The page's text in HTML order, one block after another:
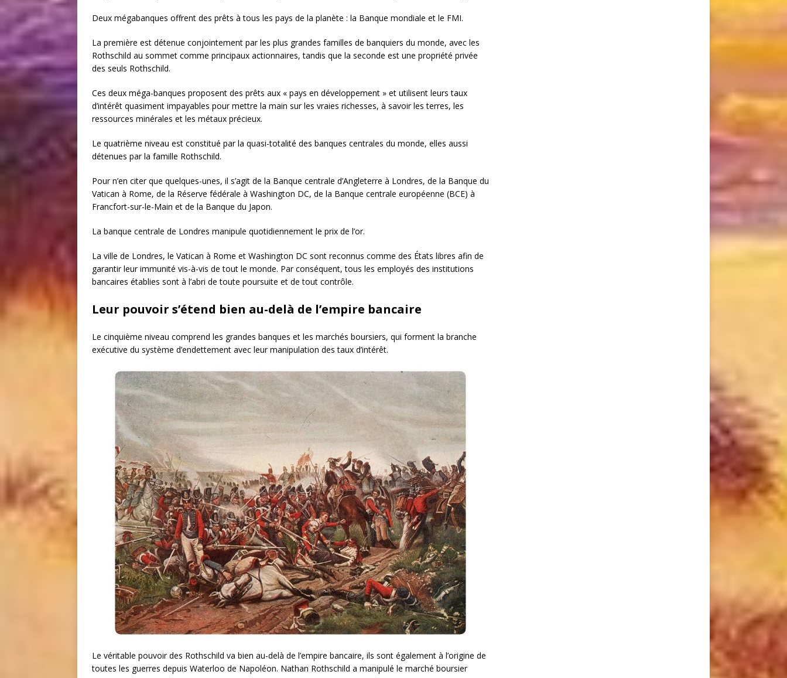
Deux mégabanques offrent des prêts à tous les pays de la planète : la Banque mondiale et le FMI.
La première est détenue conjointement par les plus grandes familles de banquiers du monde, avec les
Rothschild au sommet comme principaux actionnaires, tandis que la seconde est une propriété privée
des seuls Rothschild.
Ces deux méga-banques proposent des prêts aux « pays en développement » et utilisent leurs taux
d’intérêt quasiment impayables pour mettre la main sur les vraies richesses, à savoir les terres, les
ressources minérales et les métaux précieux.
Le quatrième niveau est constitué par la quasi-totalité des banques centrales du monde, elles aussi
détenues par la famille Rothschild.
Pour n’en citer que quelques-unes, il s’agit de la Banque centrale d’Angleterre à Londres, de la Banque du
Vatican à Rome, de la Réserve fédérale à Washington DC, de la Banque centrale européenne (BCE) à
Francfort-sur-le-Main et de la Banque du Japon.
La banque centrale de Londres manipule quotidiennement le prix de l’or.
La ville de Londres, le Vatican à Rome et Washington DC sont reconnus comme des États libres afin de
garantir leur immunité vis-à-vis de tout le monde. Par conséquent, tous les employés des institutions
bancaires établies sont à l’abri de toute poursuite et de tout contrôle.
Leur pouvoir s’étend bien au-delà de l’empire bancaire
Le cinquième niveau comprend les grandes banques et les marchés boursiers, qui forment la branche
exécutive du système d’endettement avec leur manipulation des taux d’intérêt.
Le véritable pouvoir des Rothschild va bien au-delà de l’empire bancaire, ils sont également à l’origine de
toutes les guerres depuis Waterloo de Napoléon. Nathan Rothschild a manipulé le marché boursier